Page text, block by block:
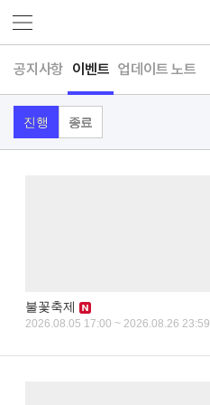
공지사항 이벤트 업데이트 노트
진행 종료
불꽃축제
2026.08.05 17:00 ~ 2026.08.26 23:59